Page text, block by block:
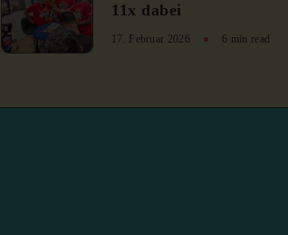
11x dabei
17. Februar 2026 6 min read